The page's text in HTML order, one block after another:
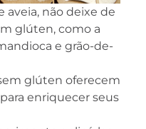
aveia, não deixe de
glúten, como a
e grão-de-
glúten oferecem
enriquecer seus